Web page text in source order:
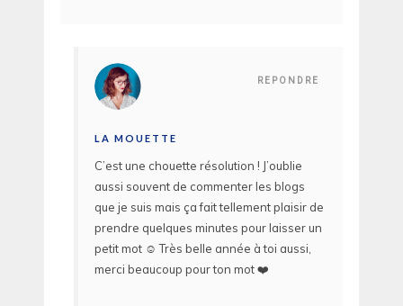
REPONDRE
LA MOUETTE
C’est une chouette résolution ! J’oublie
aussi souvent de commenter les blogs
que je suis mais ça fait tellement plaisir de
prendre quelques minutes pour laisser un
petit mot ☺️ Très belle année à toi aussi,
merci beaucoup pour ton mot ❤️